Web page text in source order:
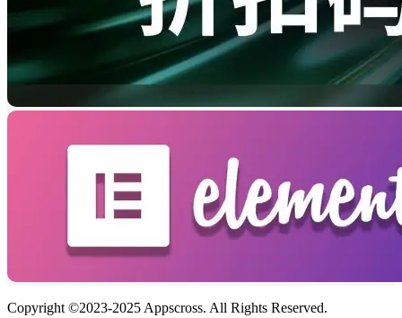
Copyright ©2023-2025 Appscross. All Rights Reserved.